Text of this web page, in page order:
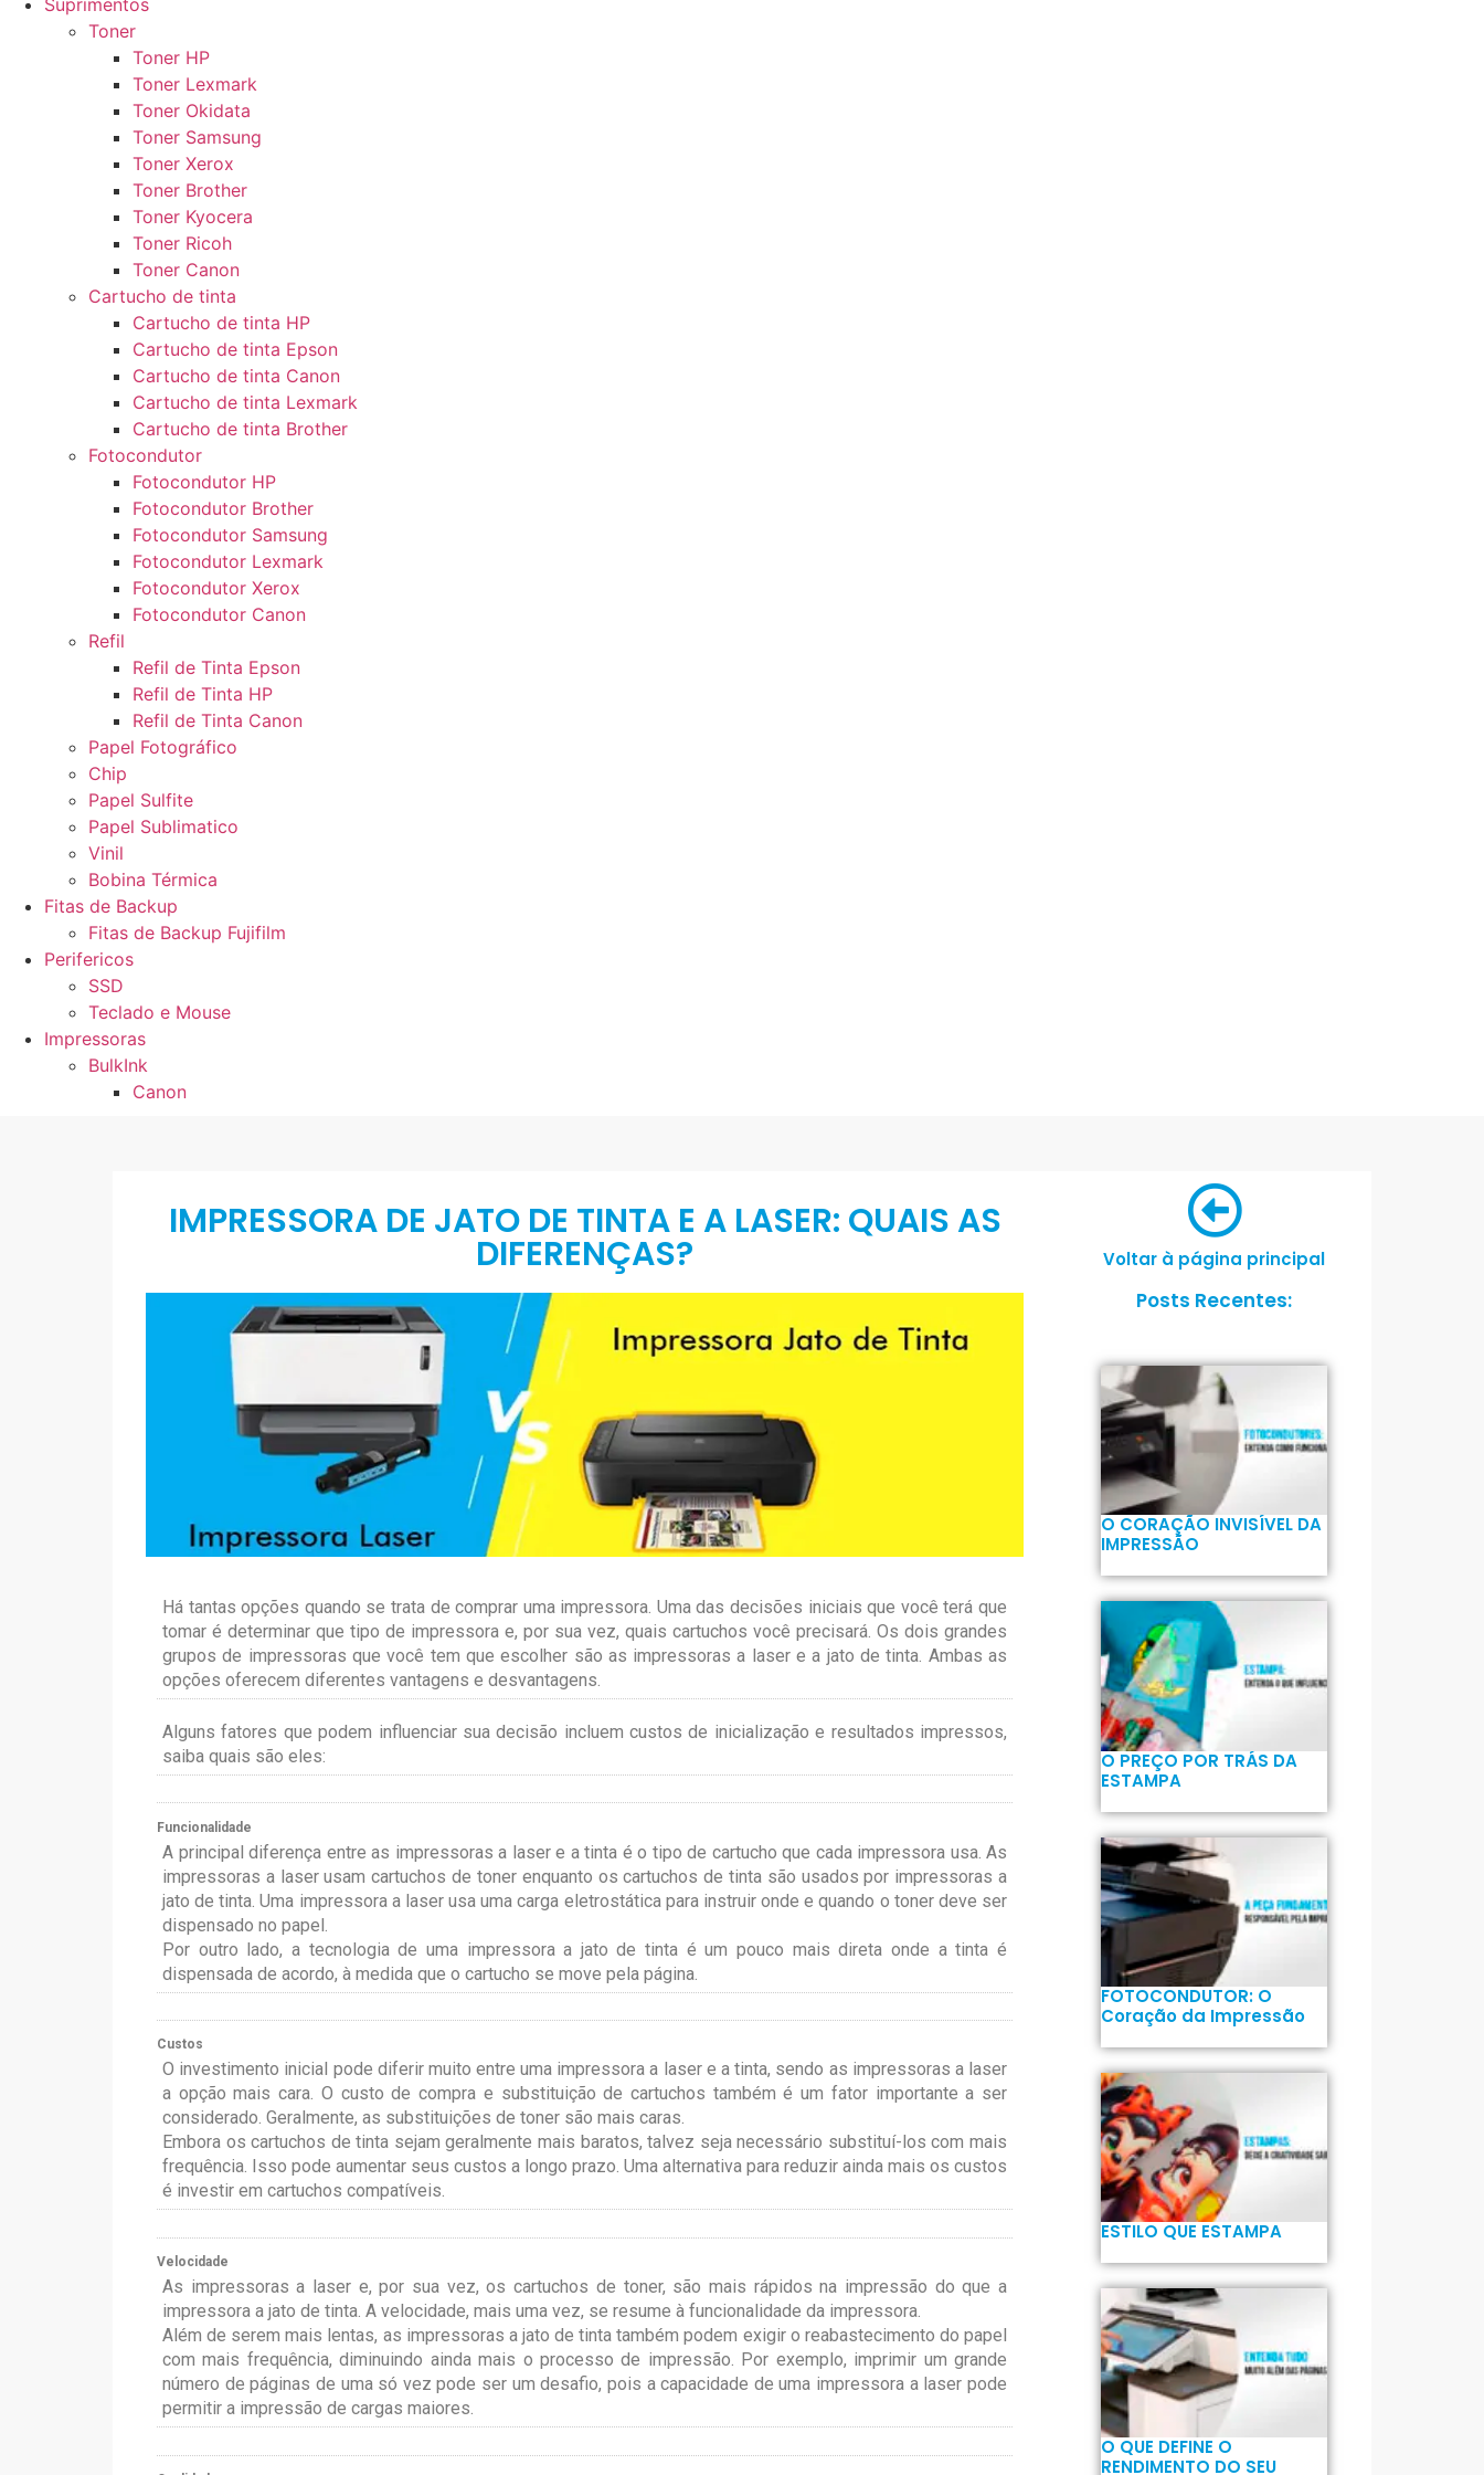
Suprimentos
Toner
Toner HP
Toner Lexmark
Toner Okidata
Toner Samsung
Toner Xerox
Toner Brother
Toner Kyocera
Toner Ricoh
Toner Canon
Cartucho de tinta
Cartucho de tinta HP
Cartucho de tinta Epson
Cartucho de tinta Canon
Cartucho de tinta Lexmark
Cartucho de tinta Brother
Fotocondutor
Fotocondutor HP
Fotocondutor Brother
Fotocondutor Samsung
Fotocondutor Lexmark
Fotocondutor Xerox
Fotocondutor Canon
Refil
Refil de Tinta Epson
Refil de Tinta HP
Refil de Tinta Canon
Papel Fotográfico
Chip
Papel Sulfite
Papel Sublimatico
Vinil
Bobina Térmica
Fitas de Backup
Fitas de Backup Fujifilm
Perifericos
SSD
Teclado e Mouse
Impressoras
BulkInk
Canon
IMPRESSORA DE JATO DE TINTA E A LASER: QUAIS AS
DIFERENÇAS?
Há tantas opções quando se trata de comprar uma impressora. Uma das decisões iniciais que você terá que
tomar é determinar que tipo de impressora e, por sua vez, quais cartuchos você precisará. Os dois grandes
grupos de impressoras que você tem que escolher são as impressoras a laser e a jato de tinta. Ambas as
opções oferecem diferentes vantagens e desvantagens.
Alguns fatores que podem influenciar sua decisão incluem custos de inicialização e resultados impressos,
saiba quais são eles:
Funcionalidade
A principal diferença entre as impressoras a laser e a tinta é o tipo de cartucho que cada impressora usa. As
impressoras a laser usam cartuchos de toner enquanto os cartuchos de tinta são usados por impressoras a
jato de tinta. Uma impressora a laser usa uma carga eletrostática para instruir onde e quando o toner deve ser
dispensado no papel.
Por outro lado, a tecnologia de uma impressora a jato de tinta é um pouco mais direta onde a tinta é
dispensada de acordo, à medida que o cartucho se move pela página.
Custos
O investimento inicial pode diferir muito entre uma impressora a laser e a tinta, sendo as impressoras a laser
a opção mais cara. O custo de compra e substituição de cartuchos também é um fator importante a ser
considerado. Geralmente, as substituições de toner são mais caras.
Embora os cartuchos de tinta sejam geralmente mais baratos, talvez seja necessário substituí-los com mais
frequência. Isso pode aumentar seus custos a longo prazo. Uma alternativa para reduzir ainda mais os custos
é investir em cartuchos compatíveis.
Velocidade
As impressoras a laser e, por sua vez, os cartuchos de toner, são mais rápidos na impressão do que a
impressora a jato de tinta. A velocidade, mais uma vez, se resume à funcionalidade da impressora.
Além de serem mais lentas, as impressoras a jato de tinta também podem exigir o reabastecimento do papel
com mais frequência, diminuindo ainda mais o processo de impressão. Por exemplo, imprimir um grande
número de páginas de uma só vez pode ser um desafio, pois a capacidade de uma impressora a laser pode
permitir a impressão de cargas maiores.
Voltar à página principal
Posts Recentes:
O CORAÇÃO INVISÍVEL DA
IMPRESSÃO
O PREÇO POR TRÁS DA
ESTAMPA
FOTOCONDUTOR: O
Coração da Impressão
ESTILO QUE ESTAMPA
O QUE DEFINE O
RENDIMENTO DO SEU